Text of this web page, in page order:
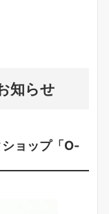
知らせ
ショップ「O-